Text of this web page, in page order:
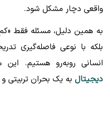
واقعی دچار مشکل شود.
به همین دلیل، مسئله فقط
بلکه با نوعی فاصله‌گیری
انسانی روبه‌رو هستیم.
دیجیتال به یک بحران تربیتی